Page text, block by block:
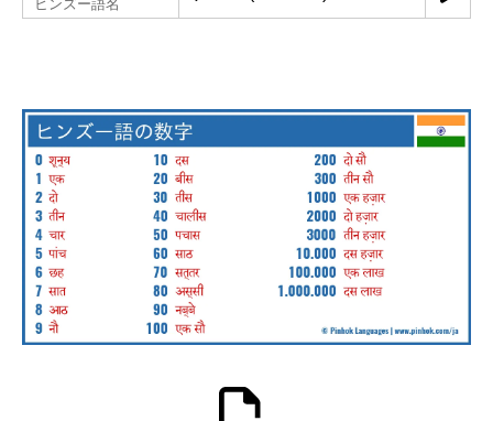
ヒンズー語名